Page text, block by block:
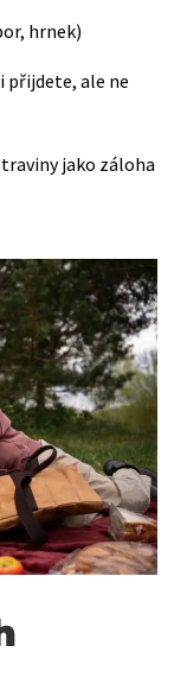
hrnek)
přijdete, ale ne
jako záloha